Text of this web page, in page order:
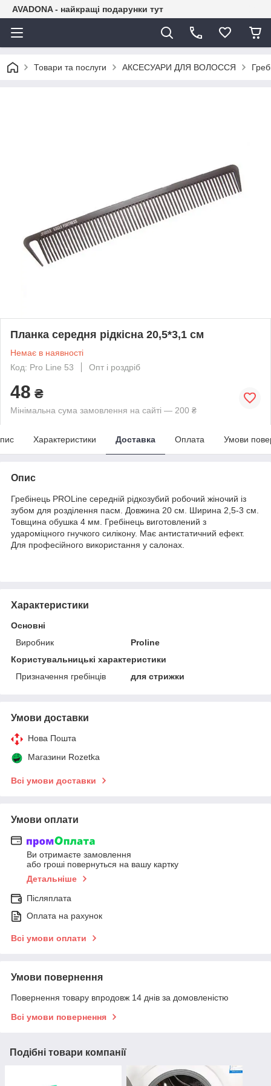
AVADONA - найкращі подарунки тут
Товари та послуги АКСЕСУАРИ ДЛЯ ВОЛОССЯ
Планка середня рідкісна 20,5*3,1 см
Немає в наявності
Код: Pro Line 53
Опт і роздріб
48 ₴
Мінімальна сума замовлення на сайті — 200 ₴
Характеристики Доставка Оплата Умови
Опис
Гребінець PROLine середній рідкозубий робочий жіночий із
зубом для розділення пасм. Довжина 20 см. Ширина 2,5-3 см.
Товщина обушка 4 мм. Гребінець виготовлений з
удароміцного гнучкого силікону. Має антистатичний ефект.
Для професійного використання у салонах.
Характеристики
Основні
Виробник
Proline
Користувальницькі характеристики
Призначення гребінців
для стрижки
Умови доставки
Нова Пошта
Магазини Rozetka
Всі умови доставки
Умови оплати
Ви отримаєте замовлення
або гроші повернуться на вашу картку
Детальніше
Післяплата
Оплата на рахунок
Всі умови оплати
Умови повернення
Повернення товару впродовж 14 днів за домовленістю
Всі умови повернення
Подібні товари компанії